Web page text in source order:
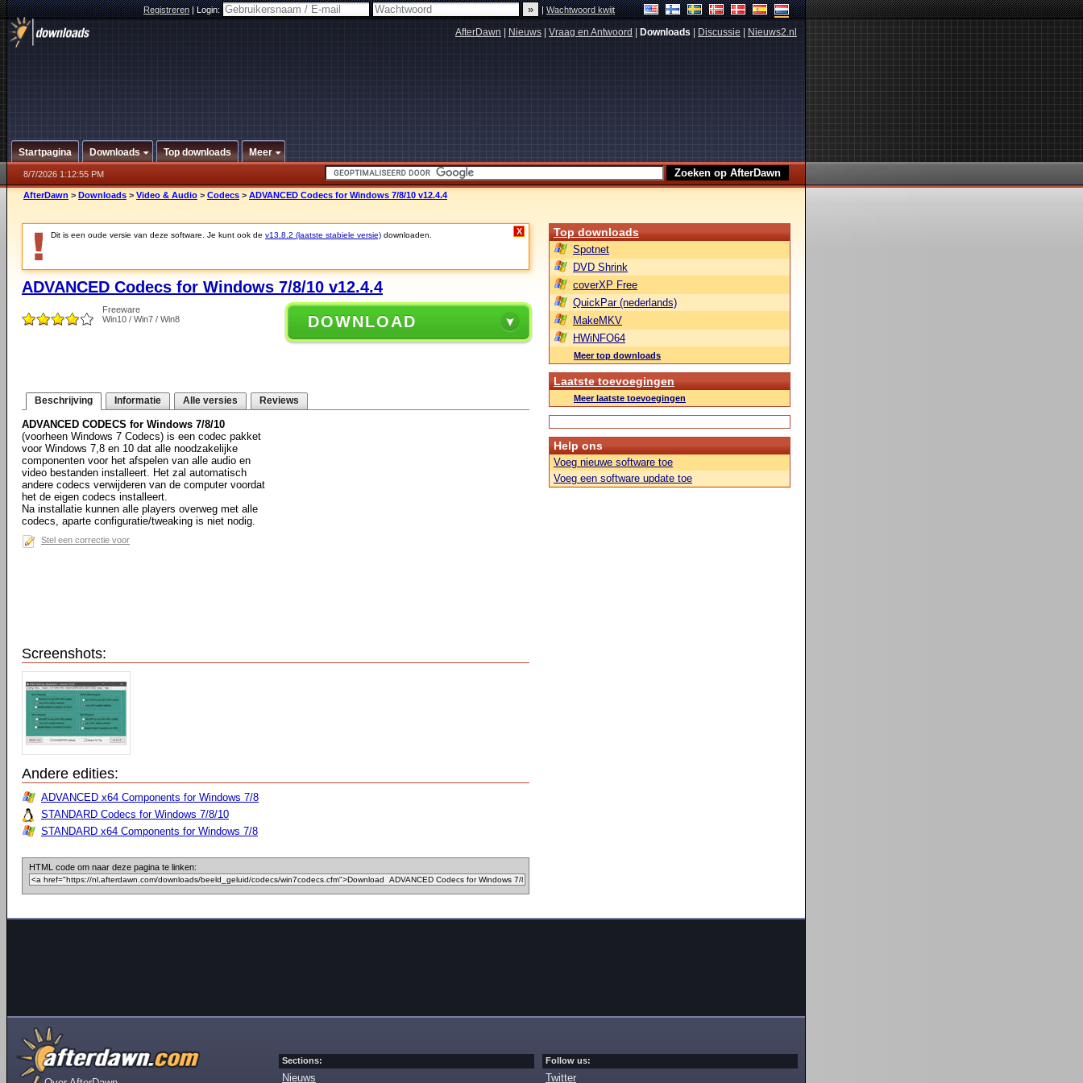
Registreren|Login: |Wachtwoord kwijt
AfterDawn Nieuws Vraag en Antwoord Downloads Discussie Nieuws2.nl
Startpagina Downloads Top downloads Meer
8/7/2026 1:12:55 PM
AfterDawn > Downloads > Video & Audio > Codecs > ADVANCED Codecs for Windows 7/8/10 v12.4.4
Dit is een oude versie van deze software. Je kunt ook de v13.8.2 (laatste stabiele versie) downloaden. X
ADVANCED Codecs for Windows 7/8/10 v12.4.4
Freeware
Win10 / Win7 / Win8
DOWNLOAD
Beschrijving Informatie Alle versies Reviews
ADVANCED CODECS for Windows 7/8/10
(voorheen Windows 7 Codecs) is een codec pakket
voor Windows 7,8 en 10 dat alle noodzakelijke
componenten voor het afspelen van alle audio en
video bestanden installeert. Het zal automatisch
andere codecs verwijderen van de computer voordat
het de eigen codecs installeert.
Na installatie kunnen alle players overweg met alle
codecs, aparte configuratie/tweaking is niet nodig.
Stel een correctie voor
Screenshots:
Andere edities:
ADVANCED x64 Components for Windows 7/8
STANDARD Codecs for Windows 7/8/10
STANDARD x64 Components for Windows 7/8
HTML code om naar deze pagina te linken:
Top downloads
Spotnet
DVD Shrink
coverXP Free
QuickPar (nederlands)
MakeMKV
HWiNFO64
Meer top downloads
Laatste toevoegingen
Meer laatste toevoegingen
Help ons
Voeg nieuwe software toe
Voeg een software update toe
Sections:
Nieuws
Follow us:
Twitter